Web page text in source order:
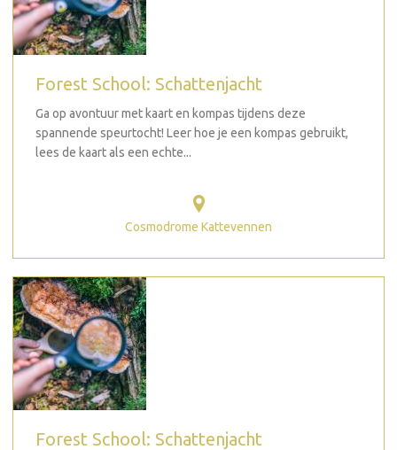
Forest School: Schattenjacht
Ga op avontuur met kaart en kompas tijdens deze
spannende speurtocht! Leer hoe je een kompas gebruikt,
lees de kaart als een echte...
Cosmodrome Kattevennen
Forest School: Schattenjacht